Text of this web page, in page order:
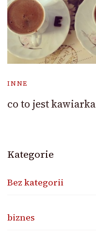
INNE
co to jest kawiarka
Kategorie
Bez kategorii
biznes